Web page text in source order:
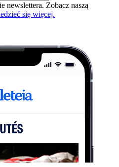
newslettera. Zobacz naszą
się więcej.